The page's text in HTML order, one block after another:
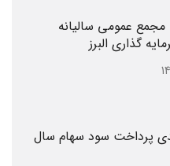
عمومی سالیانه
گذاری البرز
پرداخت سود سهام سال